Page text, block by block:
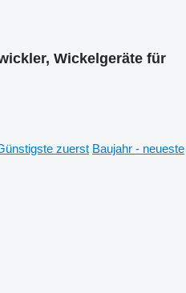
Wickelgeräte für
zuerst Baujahr - neueste